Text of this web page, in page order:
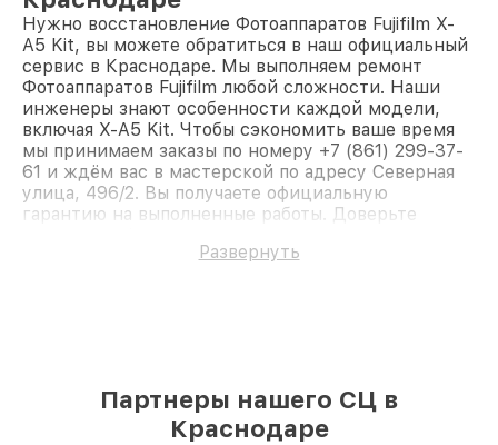
Нужно восстановление Фотоаппаратов Fujifilm X-
A5 Kit, вы можете обратиться в наш официальный
сервис в Краснодаре. Мы выполняем ремонт
Фотоаппаратов Fujifilm любой сложности. Наши
инженеры знают особенности каждой модели,
включая X-A5 Kit. Чтобы сэкономить ваше время
мы принимаем заказы по номеру +7 (861) 299-37-
61 и ждём вас в мастерской по адресу Северная
улица, 496/2. Вы получаете официальную
гарантию на выполненные работы. Доверьте
Развернуть
Партнеры нашего СЦ в
Краснодаре